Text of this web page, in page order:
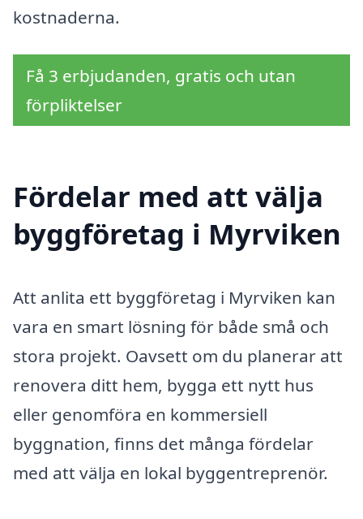
kostnaderna.
Få 3 erbjudanden, gratis och utan
förpliktelser
Fördelar med att välja
byggföretag i Myrviken
Att anlita ett byggföretag i Myrviken kan
vara en smart lösning för både små och
stora projekt. Oavsett om du planerar att
renovera ditt hem, bygga ett nytt hus
eller genomföra en kommersiell
byggnation, finns det många fördelar
med att välja en lokal byggentreprenör.